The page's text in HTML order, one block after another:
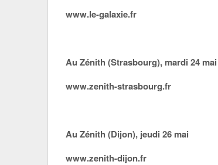
www.le-galaxie.fr
Au Zénith (Strasbourg), mardi 24 mai
www.zenith-strasbourg.fr
Au Zénith (Dijon), jeudi 26 mai
www.zenith-dijon.fr